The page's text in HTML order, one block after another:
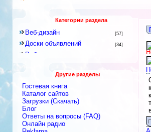
Категории раздела
Веб-дизайн [57]
Доски объявлений [34]
Веб-программирование
Знакомства и Общение
Каталоги
Скрипты
Блоги
Интернет-сервисы, Интернет-
услуги
Другие разделы
Гостевая книга
Каталог сайтов
Загрузки (Скачать)
Блог
Ответы на вопросы (FAQ)
Онлайн радио